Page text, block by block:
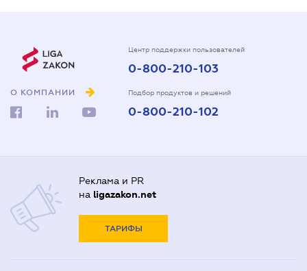
О КОМПАНИИ
Центр поддержки пользователей
0-800-210-103
Подбор продуктов и решений
0-800-210-102
Реклама и PR
на ligazakon.net
ТАРИФЫ